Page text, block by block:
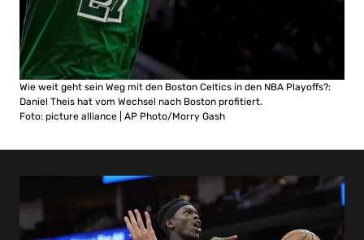
Wie weit geht sein Weg mit den Boston Celtics in den NBA Playoffs?:
Daniel Theis hat vom Wechsel nach Boston profitiert.
Foto: picture alliance | AP Photo/Morry Gash